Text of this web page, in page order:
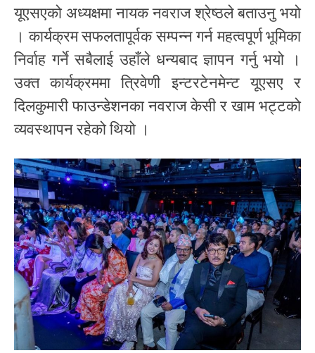
यूएसएको अध्यक्षमा नायक नवराज श्रेष्ठले बताउनु भयो
। कार्यक्रम सफलतापूर्वक सम्पन्न गर्न महत्वपूर्ण भूमिका
निर्वाह गर्ने सबैलाई उहाँले धन्यबाद ज्ञापन गर्नु भयो ।
उक्त कार्यक्रममा त्रिवेणी इन्टरटेनमेन्ट यूएसए र
दिलकुमारी फाउन्डेशनका नवराज केसी र खाम भट्टको
व्यवस्थापन रहेको थियो ।